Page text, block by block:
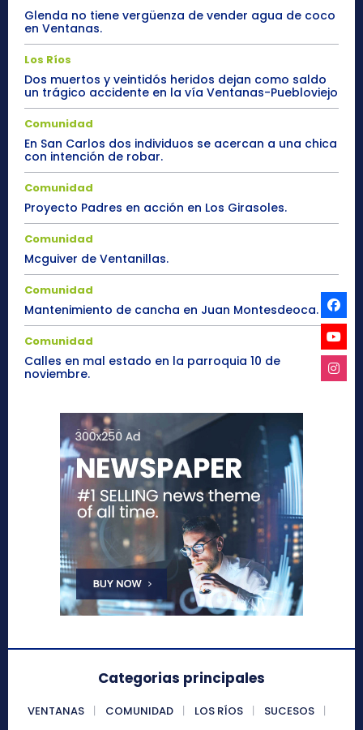
Glenda no tiene vergüenza de vender agua de coco
en Ventanas.
Los Ríos
Dos muertos y veintidós heridos dejan como saldo
un trágico accidente en la vía Ventanas-Puebloviejo
Comunidad
En San Carlos dos individuos se acercan a una chica
con intención de robar.
Comunidad
Proyecto Padres en acción en Los Girasoles.
Comunidad
Mcguiver de Ventanillas.
Comunidad
Mantenimiento de cancha en Juan Montesdeoca.
Comunidad
Calles en mal estado en la parroquia 10 de
noviembre.
Categorias principales
VENTANAS COMUNIDAD LOS RÍOS
SUCESOS